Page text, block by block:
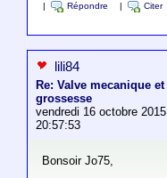
Répondre Citer
lili84
Re: Valve mecanique et
grossesse
vendredi 16 octobre 2015
20:57:53
Bonsoir Jo75,